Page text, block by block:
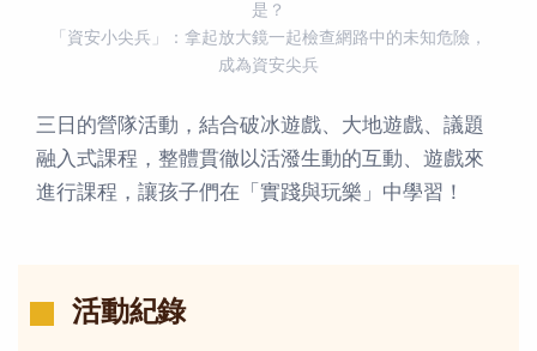
是？
「資安小尖兵」：拿起放大鏡一起檢查網路中的未知危險，
成為資安尖兵
三日的營隊活動，結合破冰遊戲、大地遊戲、議題
融入式課程，整體貫徹以活潑生動的互動、遊戲來
進行課程，讓孩子們在「實踐與玩樂」中學習！
活動紀錄